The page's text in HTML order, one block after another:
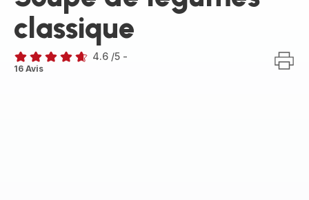
classique
ratings.4.6
4.6 /5 -
16 Avis